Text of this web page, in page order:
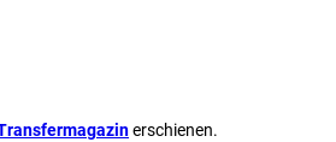
erschienen.